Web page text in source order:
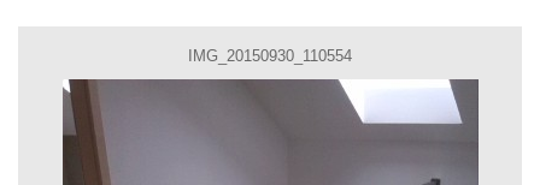
IMG_20150930_110554